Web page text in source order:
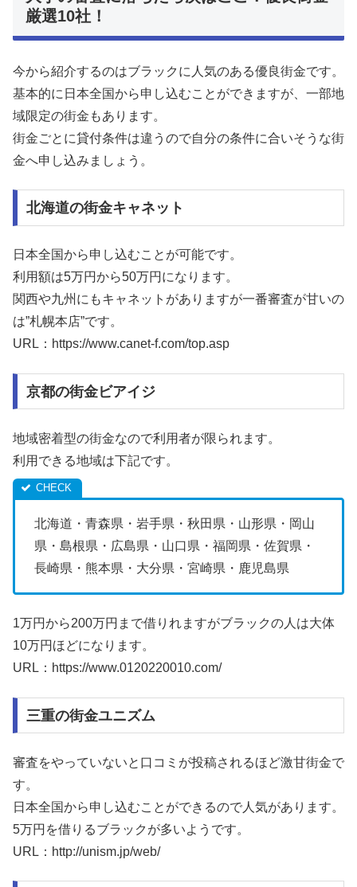
厳選10社！
今から紹介するのはブラックに人気のある優良街金です。
基本的に日本全国から申し込むことができますが、一部地
域限定の街金もあります。
街金ごとに貸付条件は違うので自分の条件に合いそうな街
金へ申し込みましょう。
北海道の街金キャネット
日本全国から申し込むことが可能です。
利用額は5万円から50万円になります。
関西や九州にもキャネットがありますが一番審査が甘いの
は”札幌本店”です。
URL：https://www.canet-f.com/top.asp
京都の街金ビアイジ
地域密着型の街金なので利用者が限られます。
利用できる地域は下記です。
北海道・青森県・岩手県・秋田県・山形県・岡山
県・島根県・広島県・山口県・福岡県・佐賀県・
長崎県・熊本県・大分県・宮崎県・鹿児島県
1万円から200万円まで借りれますがブラックの人は大体
10万円ほどになります。
URL：https://www.0120220010.com/
三重の街金ユニズム
審査をやっていないと口コミが投稿されるほど激甘街金で
す。
日本全国から申し込むことができるので人気があります。
5万円を借りるブラックが多いようです。
URL：http://unism.jp/web/